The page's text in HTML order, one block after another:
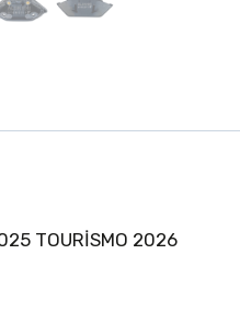
TOURİSMO 2026